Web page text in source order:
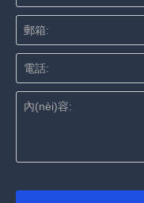
郵箱:
電話:
內(nèi)容: